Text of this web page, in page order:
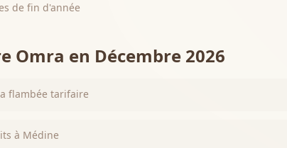
de fin d'année
Omra en Décembre 2026
flambée tarifaire
à Médine